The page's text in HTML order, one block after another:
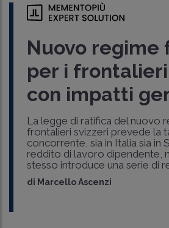
Nuovo regime
per i
con impatti
La legge di ratifica del nuovo
frontalieri svizzeri prevede la
concorrente, sia in Italia sia in
reddito di lavoro dipendente,
stesso introduce una serie di
di Marcello Ascenzi